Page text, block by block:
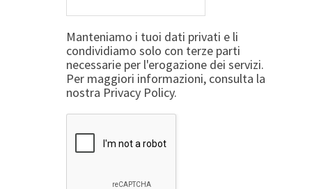
Manteniamo i tuoi dati privati e li
condividiamo solo con terze parti
necessarie per l'erogazione dei servizi.
Per maggiori informazioni, consulta la
nostra Privacy Policy.